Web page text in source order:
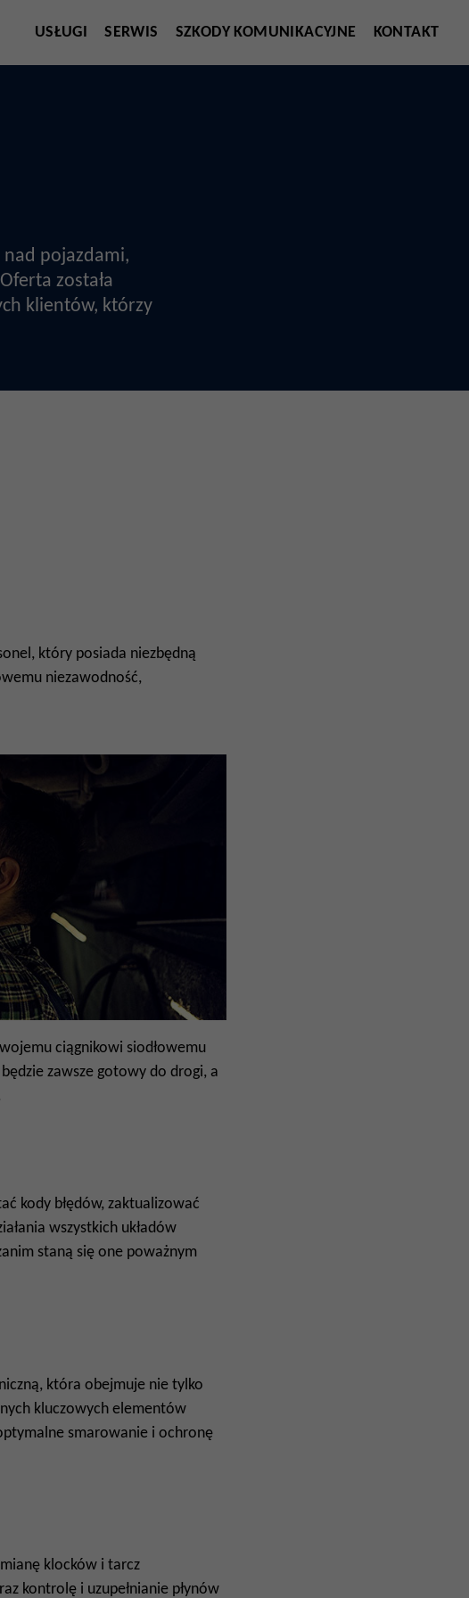
USŁUGI SERWIS SZKODY KOMUNIKACYJNE KONTAKT
nad pojazdami,
została
klientów, którzy
który posiada niezbędną
niezawodność,
ciągnikowi siodłowemu
zawsze gotowy do drogi, a
kody błędów, zaktualizować
wszystkich układów
staną się one poważnym
która obejmuje nie tylko
kluczowych elementów
smarowanie i ochronę
klocków i tarcz
kontrolę i uzupełnianie płynów